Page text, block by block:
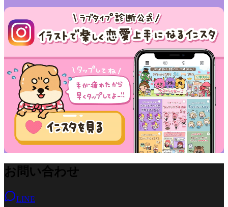
ず、「こういう時間、ちゃんと大事にし
たい」「また会えるの楽しみにしてる」
と落ち着いた温度の言葉を添える。こ
の“回収”があると、魅力は一気に信頼に
変わります。
距離を近づけるときも、勢いで詰めるの
ではなく、相手が嬉しいと感じたサイン
のあとに踏み込むのが強いです。相手の
目が笑った、声が柔らかくなった、話が
深くなった。その瞬間にテンポを上げる
と、ドキドキが「怖い」ではなく「嬉し
お問い合わせ
LINE